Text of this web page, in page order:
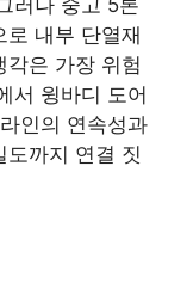
러나 중고 5톤
내부 단열재
각은 가장 위험
서 윙바디 도어
인의 연속성과
도까지 연결 짓